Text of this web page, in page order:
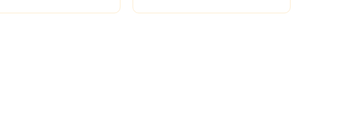
zvuk reproduktorů.